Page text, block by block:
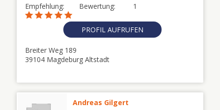
Empfehlung: 1
Bewertung:
PROFIL AUFRUFEN
Breiter Weg 189
39104 Magdeburg Altstadt
Andreas Gilgert